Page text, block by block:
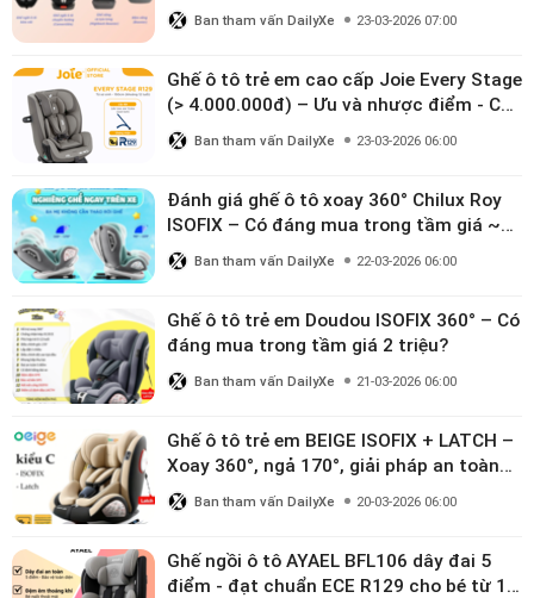
Ban tham vấn DailyXe 23-03-2026 07:00
Ghế ô tô trẻ em cao cấp Joie Every Stage
(> 4.000.000đ) – Ưu và nhược điểm - Có
đáng đầu tư cho bé từ 0–12 tuổi?
Ban tham vấn DailyXe 23-03-2026 06:00
Đánh giá ghế ô tô xoay 360° Chilux Roy
ISOFIX – Có đáng mua trong tầm giá ~3
triệu
Ban tham vấn DailyXe 22-03-2026 06:00
Ghế ô tô trẻ em Doudou ISOFIX 360° – Có
đáng mua trong tầm giá 2 triệu?
Ban tham vấn DailyXe 21-03-2026 06:00
Ghế ô tô trẻ em BEIGE ISOFIX + LATCH –
Xoay 360°, ngả 170°, giải pháp an toàn
linh hoạt cho bé 0–10 tuổi
Ban tham vấn DailyXe 20-03-2026 06:00
Ghế ngồi ô tô AYAEL BFL106 dây đai 5
điểm - đạt chuẩn ECE R129 cho bé từ 1–